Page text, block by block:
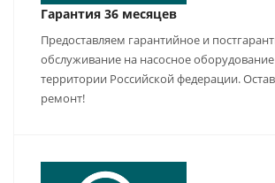
Гарантия 36 месяцев
Предоставляем гарантийное и
обслуживание на насосное
территории Российской федерации.
ремонт!